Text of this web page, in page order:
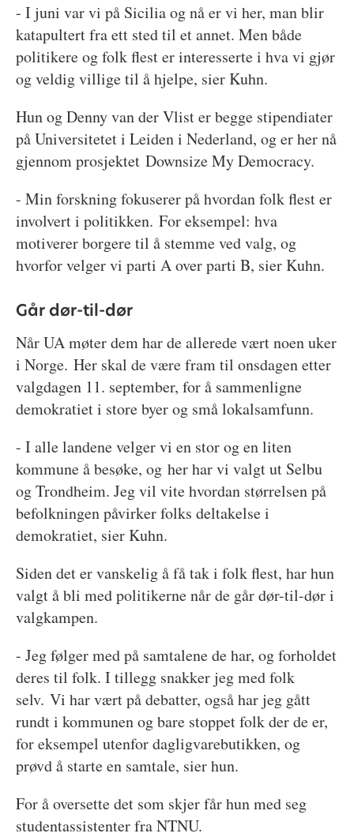
- I juni var vi på Sicilia og nå er vi her, man blir
katapultert fra ett sted til et annet. Men både
politikere og folk flest er interesserte i hva vi gjør
og veldig villige til å hjelpe, sier Kuhn.
Hun og Denny van der Vlist er begge stipendiater
på Universitetet i Leiden i Nederland, og er her nå
gjennom prosjektet Downsize My Democracy.
- Min forskning fokuserer på hvordan folk flest er
involvert i politikken. For eksempel: hva
motiverer borgere til å stemme ved valg, og
hvorfor velger vi parti A over parti B, sier Kuhn.
Går dør-til-dør
Når UA møter dem har de allerede vært noen uker
i Norge. Her skal de være fram til onsdagen etter
valgdagen 11. september, for å sammenligne
demokratiet i store byer og små lokalsamfunn.
- I alle landene velger vi en stor og en liten
kommune å besøke, og her har vi valgt ut Selbu
og Trondheim. Jeg vil vite hvordan størrelsen på
befolkningen påvirker folks deltakelse i
demokratiet, sier Kuhn.
Siden det er vanskelig å få tak i folk flest, har hun
valgt å bli med politikerne når de går dør-til-dør i
valgkampen.
- Jeg følger med på samtalene de har, og forholdet
deres til folk. I tillegg snakker jeg med folk
selv. Vi har vært på debatter, også har jeg gått
rundt i kommunen og bare stoppet folk der de er,
for eksempel utenfor dagligvarebutikken, og
prøvd å starte en samtale, sier hun.
For å oversette det som skjer får hun med seg
studentassistenter fra NTNU.